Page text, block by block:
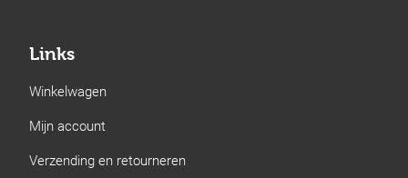
Links
Winkelwagen
Mijn account
Verzending en retourneren